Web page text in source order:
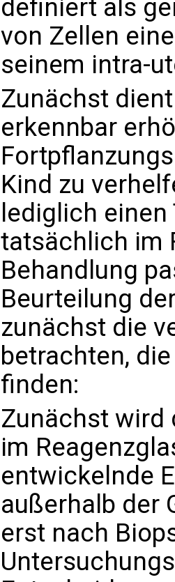
definiert als
von Zellen
seinem intra-
Zunächst
erkennbar
Kind zu
lediglich
tatsächlich im
Behandlung
Beurteilung
zunächst die
betrachten,
finden:
Zunächst wird
im
entwickelnde
außerhalb der
erst nach